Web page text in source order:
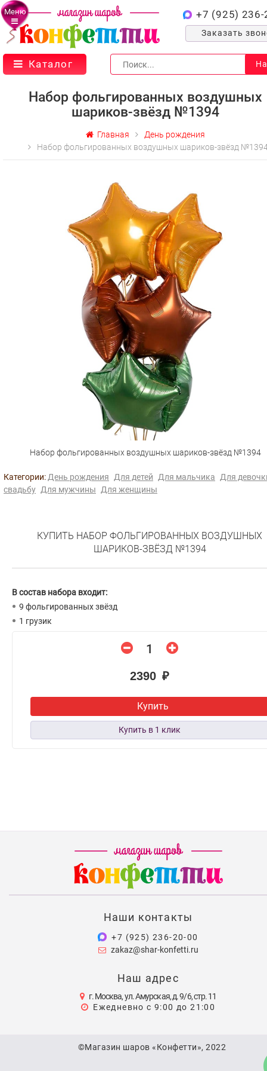
Меню +7 (925) 236-
Заказать
Каталог
Набор фольгированных воздушных
шариков-звёзд №1394
Главная
День рождения
Набор фольгированных воздушных шариков-звёзд
Набор фольгированных воздушных шариков-звёзд №1394
Категории: День рождения Для детей Для мальчика
Для
свадьбу Для мужчины Для женщины
КУПИТЬ НАБОР ФОЛЬГИРОВАННЫХ ВОЗДУШНЫХ
ШАРИКОВ-ЗВЁЗД №1394
В состав набора входит:
9 фольгированных звёзд
1 грузик
2390 ₽
Купить
Наши контакты
+7 (925) 236-20-00
zakaz@shar-konfetti.ru
Наш адрес
г. Москва, ул. Амурская, д. 9/6, стр. 11
Ежедневно с 9:00 до 21:00
©Магазин шаров «Конфетти», 2022